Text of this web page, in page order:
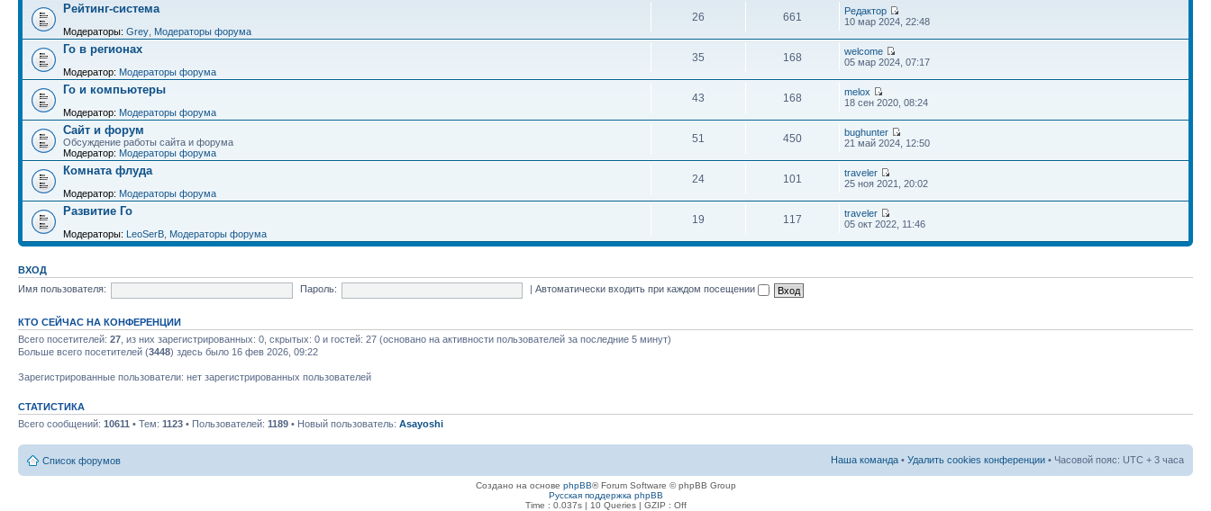
Рейтинг-система
Модераторы: Grey Модераторы форума
26 661
Редактор
10 мар 2024, 22:48
Го в регионах
Модератор: Модераторы форума
35 168
welcome
05 мар 2024, 07:17
Го и компьютеры
Модератор: Модераторы форума
43 168
melox
18 сен 2020, 08:24
Сайт и форум
Обсуждение работы сайта и форума
Модератор: Модераторы форума
51 450
bughunter
21 май 2024, 12:50
Комната флуда
Модератор: Модераторы форума
24 101
traveler
25 ноя 2021, 20:02
Развитие Го
Модераторы: LeoSerB Модераторы форума
19 117
traveler
05 окт 2022, 11:46
ВХОД
Имя пользователя:
Пароль: |Автоматически входить при каждом посещении
КТО СЕЙЧАС НА КОНФЕРЕНЦИИ
Всего посетителей: 27 , из них зарегистрированных: 0, скрытых: 0 и гостей: 27 (основано на активности пользователей за последние 5 минут)
Больше всего посетителей (3448) здесь было 16 фев 2026, 09:22
Зарегистрированные пользователи: нет зарегистрированных пользователей
СТАТИСТИКА
Всего сообщений: 10611 • Тем: 1123 • Пользователей: 1189 • Новый пользователь: Asayoshi
Список форумов Наша команда • Удалить cookies конференции • Часовой пояс: UTC + 3 часа
Создано на основе phpBB® Forum Software © phpBB Group
Русская поддержка phpBB
Time : 0.037s | 10 Queries | GZIP : Off